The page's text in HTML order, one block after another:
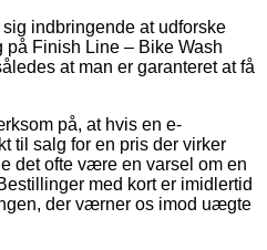
indbringende at udforske
på Finish Line – Bike Wash
at man er garanteret at få
på, at hvis en e-
til salg for en pris der virker
det ofte være en varsel om en
med kort er imidlertid
der værner os imod uægte